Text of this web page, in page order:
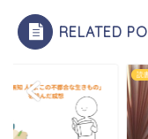
RELATED
読